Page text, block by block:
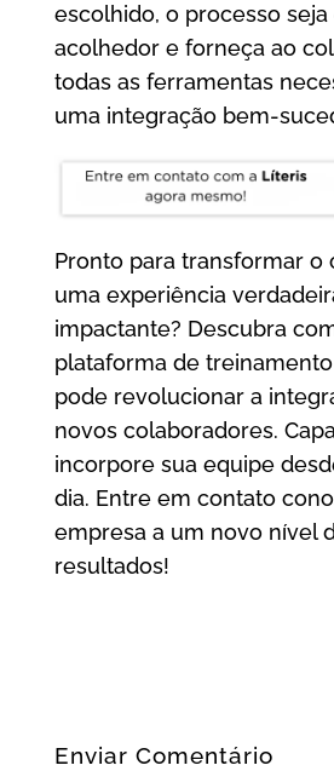
escolhido, o processo seja
acolhedor e forneça ao
todas as ferramentas
uma integração bem-
Pronto para transformar o
uma experiência
impactante? Descubra
plataforma de
pode revolucionar a
novos colaboradores.
incorpore sua equipe
dia. Entre em contato
empresa a um novo nível
resultados!
Enviar Comentário